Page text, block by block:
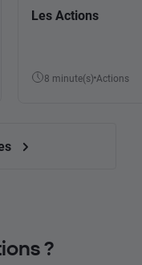
Les Actions
8 minute(s) Actions
?